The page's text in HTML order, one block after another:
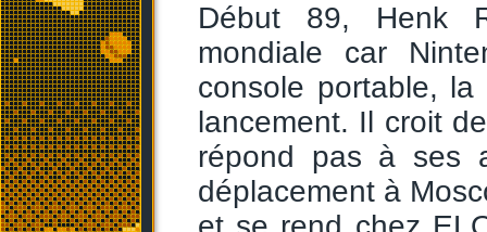
Début 89, Henk
mondiale car
console portable, la
lancement. Il croit
répond pas à ses
déplacement à